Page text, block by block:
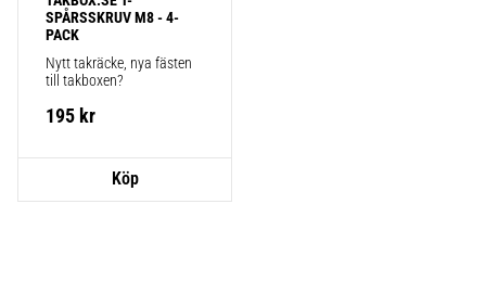
SPÅRSSKRUV M8 - 4-
PACK
Nytt takräcke, nya fästen
till takboxen?
195 kr